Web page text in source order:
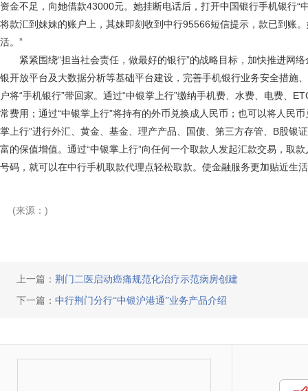
资金不足，向她借款43000元。她挂断电话后，打开中国银行手机银行“
将款汇到妹妹的账户上，其妹即刻收到中行95566短信提示，款已到账
活。”
紧紧围绕“担当社会责任，做最好的银行”的战略目标，加快推进网络
银开放平台及大数据分析等基础平台建设，完善手机银行业务安全措施
户将“手机银行”带回家。通过“中银掌上行”缴纳手机费、水费、电费、
常费用；通过“中银掌上行”将持有的外币兑换成人民币；也可以将人民
掌上行”进行外汇、黄金、基金、理产产品、国债、第三方存管、B股银
富的保值增值。通过“中银掌上行”向任何一个取款人发起汇款交易，取
号码，就可以在中行手机取款代理点轻松取款。使金融服务更加贴近生
(来源：)
上一篇： 荆门二医启动癌痛规范化治疗示范病房创建
下一篇： 中行荆门分行“中银沪港通”业务产品介绍